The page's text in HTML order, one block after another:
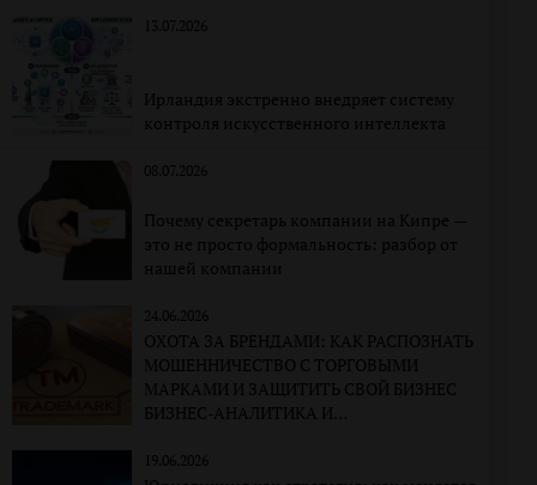
13.07.2026
Ирландия экстренно внедряет систему
контроля искусственного интеллекта
08.07.2026
Почему секретарь компании на Кипре —
это не просто формальность: разбор от
нашей компании
24.06.2026
ОХОТА ЗА БРЕНДАМИ: КАК РАСПОЗНАТЬ
МОШЕННИЧЕСТВО С ТОРГОВЫМИ
МАРКАМИ И ЗАЩИТИТЬ СВОЙ БИЗНЕС
БИЗНЕС-АНАЛИТИКА И
ЭКСПЕРТИЗА
19.06.2026